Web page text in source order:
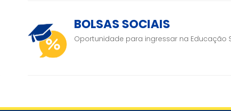
BOLSAS SOCIAIS
Oportunidade para ingressar na Educação